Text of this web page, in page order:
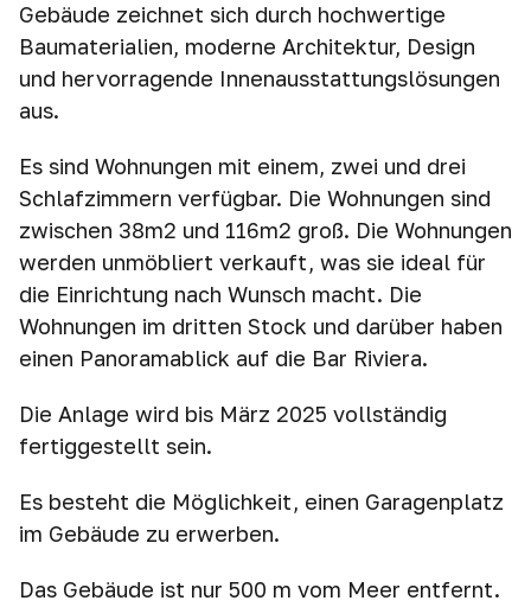
Gebäude zeichnet sich durch hochwertige
Baumaterialien, moderne Architektur, Design
und hervorragende Innenausstattungslösungen
aus.
Es sind Wohnungen mit einem, zwei und drei
Schlafzimmern verfügbar. Die Wohnungen sind
zwischen 38m2 und 116m2 groß. Die Wohnungen
werden unmöbliert verkauft, was sie ideal für
die Einrichtung nach Wunsch macht. Die
Wohnungen im dritten Stock und darüber haben
einen Panoramablick auf die Bar Riviera.
Die Anlage wird bis März 2025 vollständig
fertiggestellt sein.
Es besteht die Möglichkeit, einen Garagenplatz
im Gebäude zu erwerben.
Das Gebäude ist nur 500 m vom Meer entfernt.